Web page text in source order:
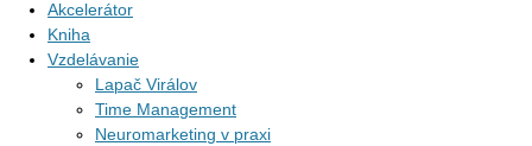
Akcelerátor
Kniha
Vzdelávanie
Lapač Virálov
Time Management
Neuromarketing v praxi